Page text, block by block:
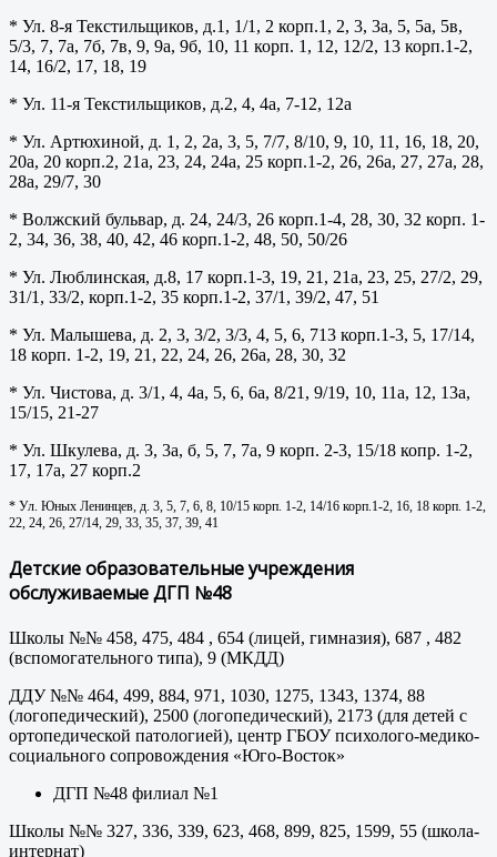
* Ул. 8-я Текстильщиков, д.1, 1/1, 2 корп.1, 2, 3, 3а, 5, 5а, 5в,
5/3, 7, 7а, 7б, 7в, 9, 9а, 9б, 10, 11 корп. 1, 12, 12/2, 13 корп.1-2,
14, 16/2, 17, 18, 19
* Ул. 11-я Текстильщиков, д.2, 4, 4а, 7-12, 12а
* Ул. Артюхиной, д. 1, 2, 2а, 3, 5, 7/7, 8/10, 9, 10, 11, 16, 18, 20,
20а, 20 корп.2, 21а, 23, 24, 24а, 25 корп.1-2, 26, 26а, 27, 27а, 28,
28а, 29/7, 30
* Волжский бульвар, д. 24, 24/3, 26 корп.1-4, 28, 30, 32 корп. 1-
2, 34, 36, 38, 40, 42, 46 корп.1-2, 48, 50, 50/26
* Ул. Люблинская, д.8, 17 корп.1-3, 19, 21, 21а, 23, 25, 27/2, 29,
31/1, 33/2, корп.1-2, 35 корп.1-2, 37/1, 39/2, 47, 51
* Ул. Малышева, д. 2, 3, 3/2, 3/3, 4, 5, 6, 713 корп.1-3, 5, 17/14,
18 корп. 1-2, 19, 21, 22, 24, 26, 26а, 28, 30, 32
* Ул. Чистова, д. 3/1, 4, 4а, 5, 6, 6а, 8/21, 9/19, 10, 11а, 12, 13а,
15/15, 21-27
* Ул. Шкулева, д. 3, 3а, б, 5, 7, 7а, 9 корп. 2-3, 15/18 копр. 1-2,
17, 17а, 27 корп.2
* Ул. Юных Ленинцев, д. 3, 5, 7, 6, 8, 10/15 корп. 1-2, 14/16 корп.1-2, 16, 18 корп. 1-2,
22, 24, 26, 27/14, 29, 33, 35, 37, 39, 41
Детские образовательные учреждения
обслуживаемые ДГП №48
Школы №№ 458, 475, 484 , 654 (лицей, гимназия), 687 , 482
(вспомогательного типа), 9 (МКДД)
ДДУ №№ 464, 499, 884, 971, 1030, 1275, 1343, 1374, 88
(логопедический), 2500 (логопедический), 2173 (для детей с
ортопедической патологией), центр ГБОУ психолого-медико-
социального сопровождения «Юго-Восток»
ДГП №48 филиал №1
Школы №№ 327, 336, 339, 623, 468, 899, 825, 1599, 55 (школа-
интернат)